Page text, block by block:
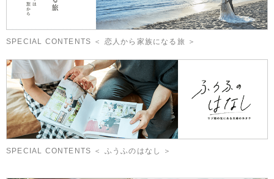
SPECIAL CONTENTS ＜ 恋人から家族になる旅 ＞
SPECIAL CONTENTS ＜ ふうふのはなし ＞